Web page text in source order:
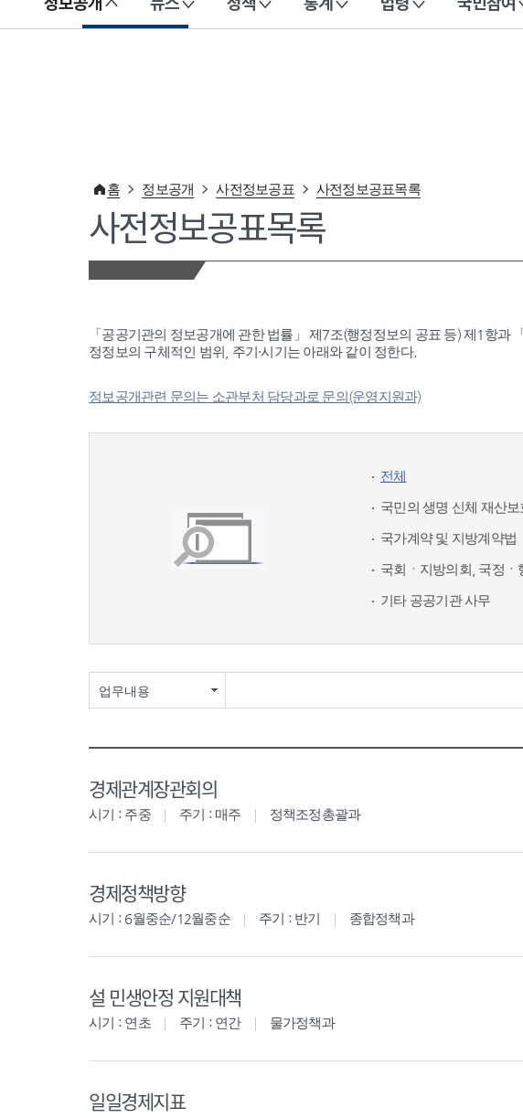
이 누리집은 대한민국 공식 전자정부 누리집입니다.
홈 정보공개 사전정보공표 사전정보공표목록
사전정보공표목록
「공공기관의 정보공개에 관한 법률」 제7조(행정정보의 공표 등) 제1항
정정보의 구체적인 범위, 주기·시기는 아래와 같이 정한다.
정보공개관련 문의는 소관부처 담당과로 문의(운영지원과)
전체
국민의 생명 신체 재산보
국가계약 및 지방계약법
국회ㆍ지방의회, 국정ㆍ
기타 공공기관 사무
업무내용
경제관계장관회의
시기 : 주중 주기 : 매주 정책조정총괄과
경제정책방향
시기 : 6월중순/12월중순 주기 : 반기 종합정책과
설 민생안정 지원대책
시기 : 연초 주기 : 연간 물가정책과
일일경제지표